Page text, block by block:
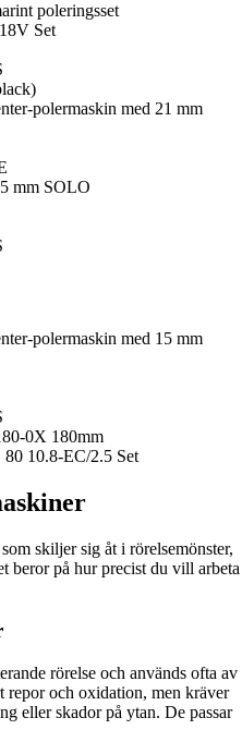
poleringsset
Set
polermaskin med 21 mm
mm SOLO
polermaskin med 15 mm
0X 180mm
10.8-EC/2.5 Set
skiljer sig åt i rörelsemönster,
beror på hur precist du vill arbeta
rörelse och används ofta av
repor och oxidation, men kräver
eller skador på ytan. De passar